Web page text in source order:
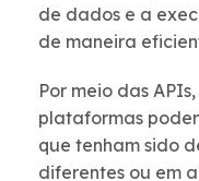
de dados e a
de maneira
Por meio das
plataformas
que tenham sido
diferentes ou em